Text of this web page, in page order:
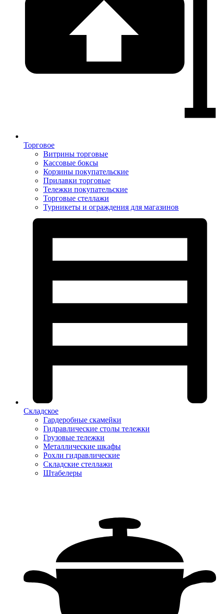
Торговое
Витрины торговые
Кассовые боксы
Корзины покупательские
Прилавки торговые
Тележки покупательские
Торговые стеллажи
Турникеты и ограждения для магазинов
Складское
Гардеробные скамейки
Гидравлические столы тележки
Грузовые тележки
Металлические шкафы
Рохли гидравлические
Складские стеллажи
Штабелеры